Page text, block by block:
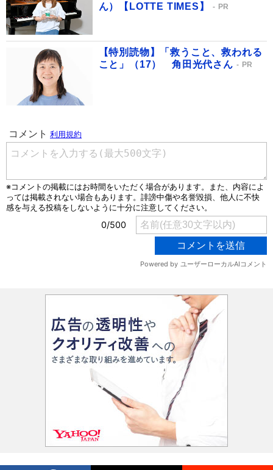
ん）【LOTTE TIMES】
PR
【特別読物】「救うこと、救われる
こと」（17） 角田光代さん
PR